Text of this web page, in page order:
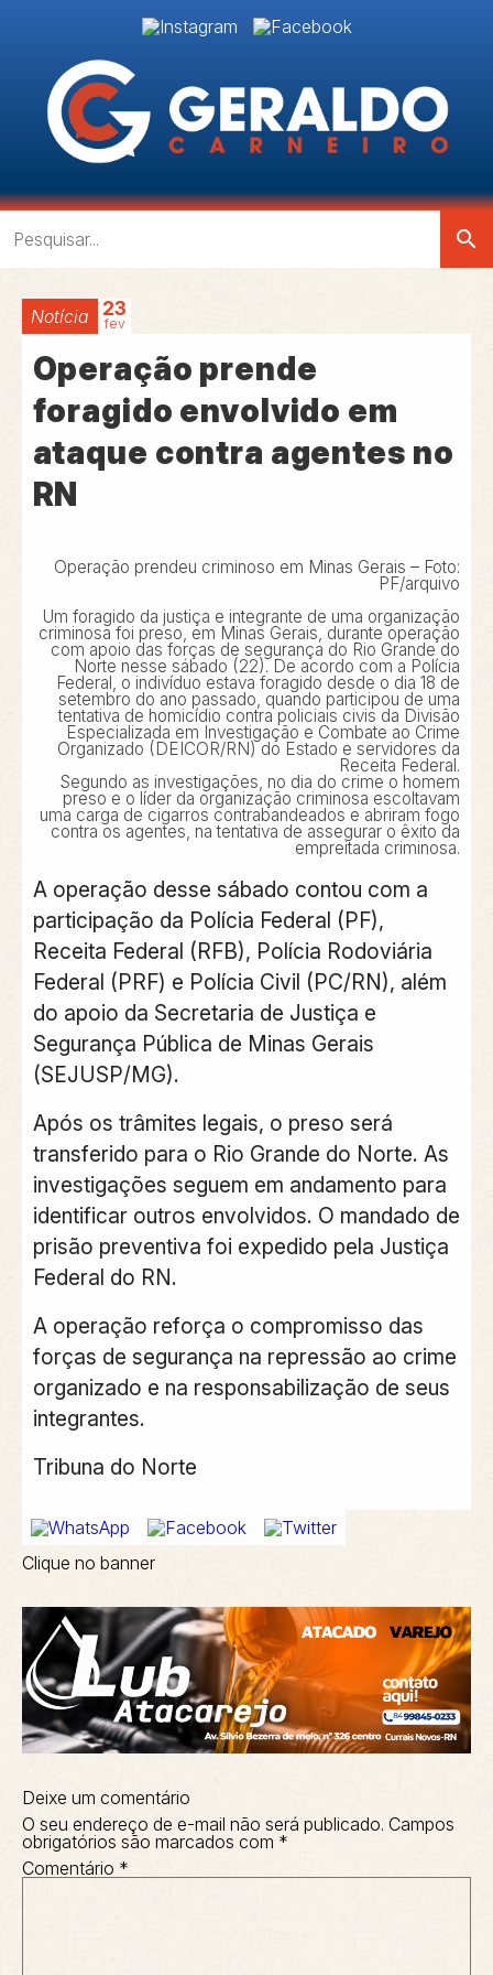
search
Notícia 23
fev
Operação prende
foragido envolvido em
ataque contra agentes no
RN
Operação prendeu criminoso em Minas Gerais – Foto:
PF/arquivo
Um foragido da justiça e integrante de uma organização
criminosa foi preso, em Minas Gerais, durante operação
com apoio das forças de segurança do Rio Grande do
Norte nesse sábado (22). De acordo com a Polícia
Federal, o indivíduo estava foragido desde o dia 18 de
setembro do ano passado, quando participou de uma
tentativa de homicídio contra policiais civis da Divisão
Especializada em Investigação e Combate ao Crime
Organizado (DEICOR/RN) do Estado e servidores da
Receita Federal.
Segundo as investigações, no dia do crime o homem
preso e o líder da organização criminosa escoltavam
uma carga de cigarros contrabandeados e abriram fogo
contra os agentes, na tentativa de assegurar o êxito da
empreitada criminosa.
A operação desse sábado contou com a
participação da Polícia Federal (PF),
Receita Federal (RFB), Polícia Rodoviária
Federal (PRF) e Polícia Civil (PC/RN), além
do apoio da Secretaria de Justiça e
Segurança Pública de Minas Gerais
(SEJUSP/MG).
Após os trâmites legais, o preso será
transferido para o Rio Grande do Norte. As
investigações seguem em andamento para
identificar outros envolvidos. O mandado de
prisão preventiva foi expedido pela Justiça
Federal do RN.
A operação reforça o compromisso das
forças de segurança na repressão ao crime
organizado e na responsabilização de seus
integrantes.
Tribuna do Norte
Clique no banner
Deixe um comentário
O seu endereço de e-mail não será publicado. Campos
obrigatórios são marcados com *
Comentário *